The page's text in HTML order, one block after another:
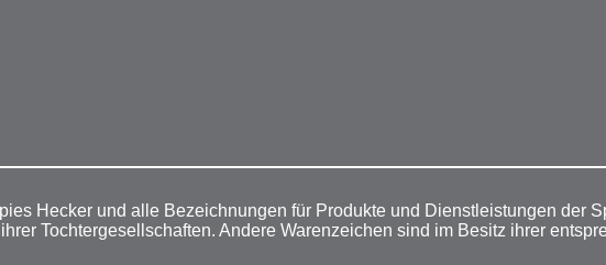
Hecker und alle Bezeichnungen für Produkte und Dienstleistungen der
Tochtergesellschaften. Andere Warenzeichen sind im Besitz ihrer